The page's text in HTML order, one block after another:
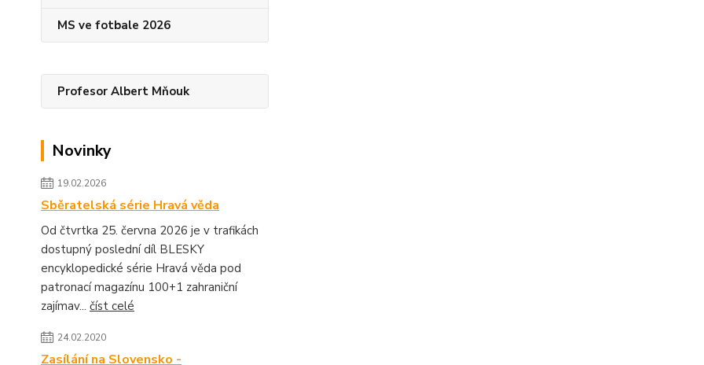
MS ve fotbale 2026
Profesor Albert Mňouk
Novinky
19.02.2026
Sběratelská série Hravá věda
Od čtvrtka 25. června 2026 je v trafikách
dostupný poslední díl BLESKY
encyklopedické série Hravá věda pod
patronací magazínu 100+1 zahraniční
zajímav... číst celé
24.02.2020
Zasílání na Slovensko -